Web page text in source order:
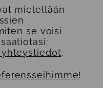
mielellään
se voisi
.
!